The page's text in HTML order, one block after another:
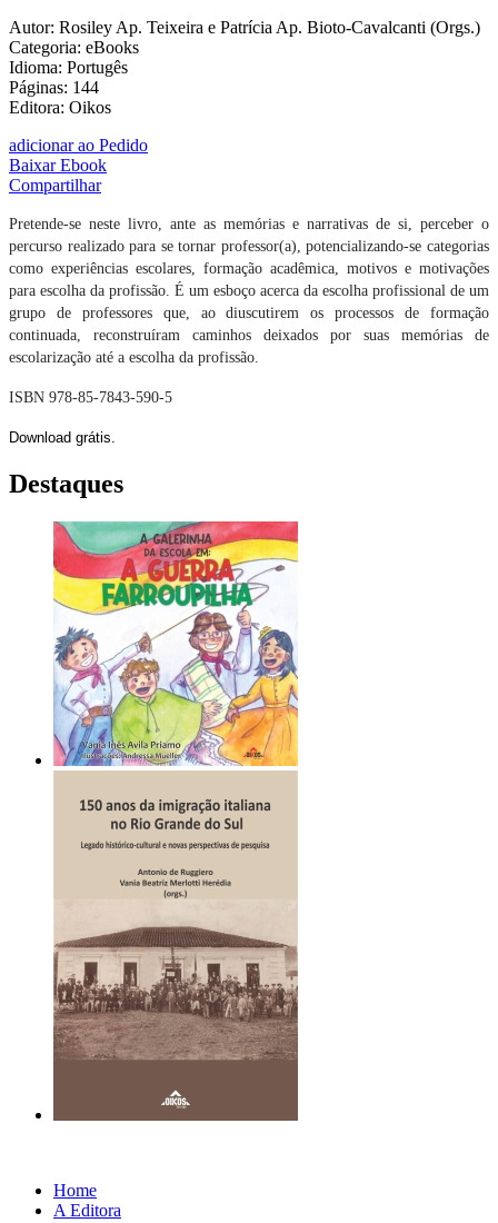
Autor: Rosiley Ap. Teixeira e Patrícia Ap. Bioto-Cavalcanti (Orgs.)
Categoria: eBooks
Idioma: Portugês
Páginas: 144
Editora: Oikos
adicionar ao Pedido
Baixar Ebook
Compartilhar
Pretende-se neste livro, ante as memórias e narrativas de si, perceber o
percurso realizado para se tornar professor(a), potencializando-se categorias
como experiências escolares, formação acadêmica, motivos e motivações
para escolha da profissão. É um esboço acerca da escolha profissional de um
grupo de professores que, ao diuscutirem os processos de formação
continuada, reconstruíram caminhos deixados por suas memórias de
escolarização até a escolha da profissão.
ISBN 978-85-7843-590-5
Download grátis.
Destaques
Home
A Editora